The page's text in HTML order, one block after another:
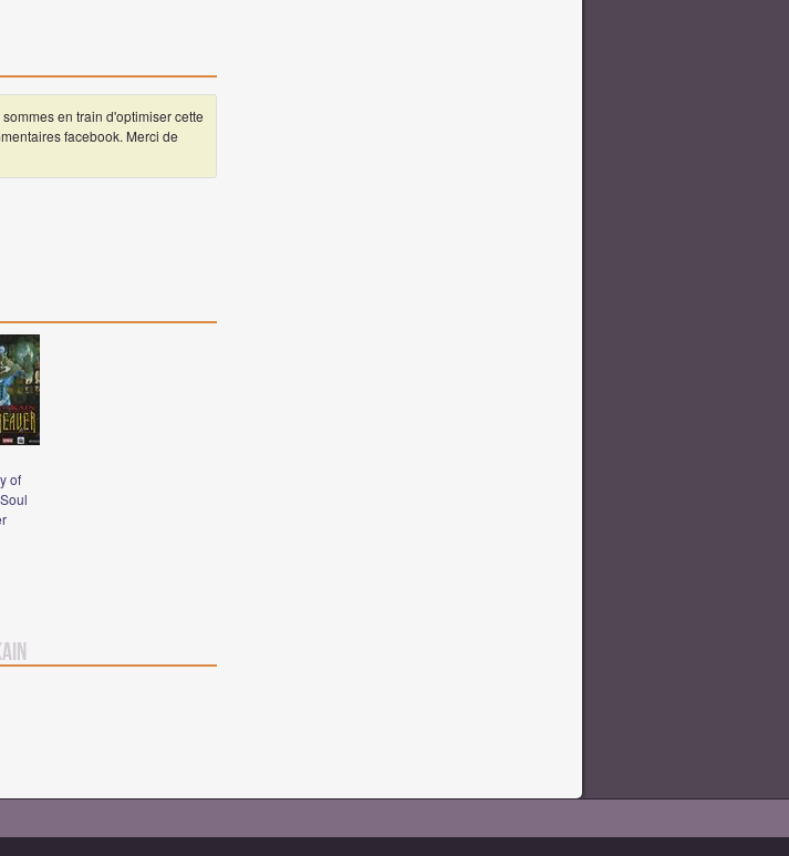
en train d'optimiser cette
facebook. Merci de
of